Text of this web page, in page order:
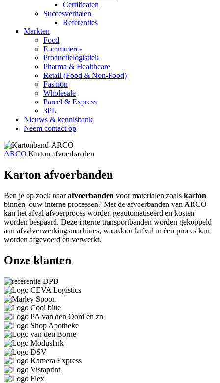
Certificaten
Succesverhalen
Referenties
Markten
Food
E-commerce
Productielogistiek
Pharma & Healthcare
Retail (Food & Non-Food)
Fashion
Wholesale
Parcel & Express
3PL
Nieuws & kennisbank
Neem contact op
ARCO Karton afvoerbanden
Karton afvoerbanden
Ben je op zoek naarafvoerbanden voor materialen zoals karton
binnen jouw interne processen? Met de afvoerbanden van ARCO
kan het afval afvoerproces worden geautomatiseerd en kosten
worden bespaard. Deze interne transportbanden worden gekoppeld
aan afvalverwerkingsmachines, waardoor kafval in één proces kan
worden afgevoerd en verwerkt.
Onze klanten